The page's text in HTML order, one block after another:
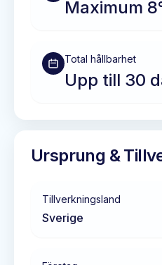
Maximum
Total hållbarhet
Upp till 30
Ursprung &
Tillverkningsland
Sverige